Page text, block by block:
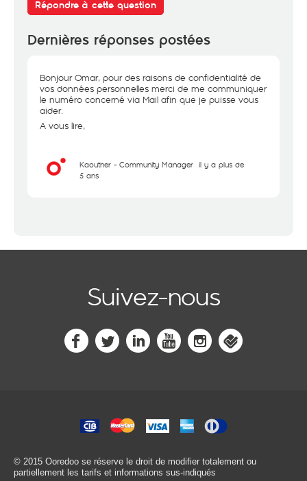
Répondre à cette question
Dernières réponses postées
Bonjour Omar, pour des raisons de confidentialité de
vos données personnelles merci de me communiquer
le numéro concerné via Mail afin que je puisse vous
aider.
A vous lire,
Kaouther - Community Manager il y a plus de
5 ans
Suivez-nous
© 2015 Ooredoo se réserve le droit de modifier totalement ou
partiellement les tarifs et informations sus-indiqués